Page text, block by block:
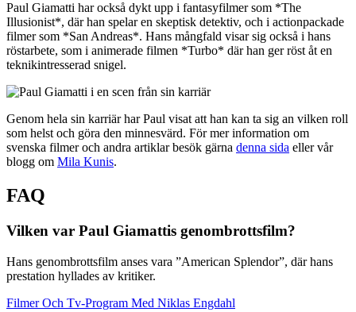
Paul Giamatti har också dykt upp i fantasyfilmer som *The
Illusionist*, där han spelar en skeptisk detektiv, och i actionpackade
filmer som *San Andreas*. Hans mångfald visar sig också i hans
röstarbete, som i animerade filmen *Turbo* där han ger röst åt en
teknikintresserad snigel.
Genom hela sin karriär har Paul visat att han kan ta sig an vilken roll
som helst och göra den minnesvärd. För mer information om
svenska filmer och andra artiklar besök gärna denna sida eller vår
blogg om Mila Kunis.
FAQ
Vilken var Paul Giamattis genombrottsfilm?
Hans genombrottsfilm anses vara ”American Splendor”, där hans
prestation hyllades av kritiker.
Filmer Och Tv-Program Med Niklas Engdahl